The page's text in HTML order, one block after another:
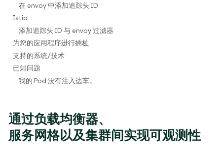
在 envoy 中添加追踪头 ID
Istio
添加追踪头 ID 与 envoy 过滤器
为您的应用程序进行插桩
支持的系统/技术
已知问题
我的 Pod 没有注入边车。
通过负载均衡器、
服务网格以及集群间实现可观测性